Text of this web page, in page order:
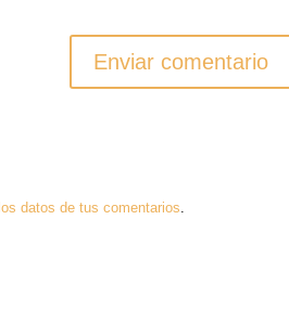
datos de tus comentarios.